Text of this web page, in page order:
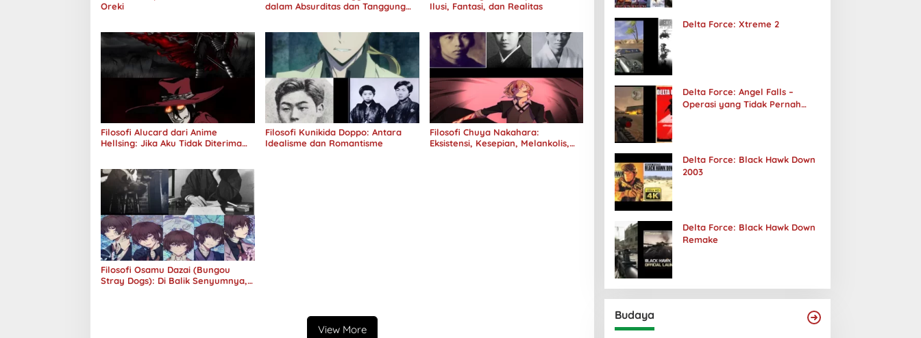
Oreki
dalam Absurditas dan Tanggung
Ilusi, Fantasi, dan Realitas
Filosofi Alucard dari Anime
Hellsing: Jika Aku Tidak Diterima
Filosofi Kunikida Doppo: Antara
Idealisme dan Romantisme
Filosofi Chuya Nakahara:
Eksistensi, Kesepian, Melankolis,
Filosofi Osamu Dazai (Bungou
Stray Dogs): Di Balik Senyumnya,
View More
Delta Force: Xtreme 2
Delta Force: Angel Falls –
Operasi yang Tidak Pernah
Delta Force: Black Hawk Down
2003
Delta Force: Black Hawk Down
Remake
Budaya